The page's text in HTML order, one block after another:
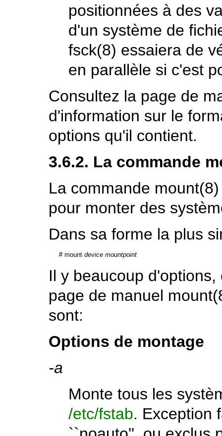
positionnées à des
d'un système de
fsck(8) essaiera de
en parallèle si c'est
Consultez la page de
d'information sur le
options qu'il contient.
3.6.2. La commande
La commande mount(8)
pour monter des
Dans sa forme la plus
# mount device mountpoint
Il y beaucoup
page de manuel mount
sont:
Options de montage
-a
Monte tous les
/etc/fstab. Exception